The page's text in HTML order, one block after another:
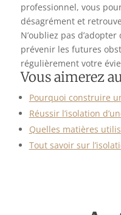
professionnel, vous
désagrément et
N’oubliez pas
prévenir les futures
régulièrement votre
Vous aimerez
Pourquoi construire
Réussir l’isolation
Quelles matières
Tout savoir sur